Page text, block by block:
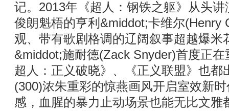
记。2013年《超人：钢铁之躯》从头
俊朗魁梧的亨利&middot;卡维尔
观、带有歌剧格调的辽阔叙事超越爆
&middot;施耐德(Zack Snyder)首度正
超人：正义破晓》、《正义联盟》也
(300)浓朱重彩的惊燕画风开启室效新
感，血腥的暴力止动场景也能无比文